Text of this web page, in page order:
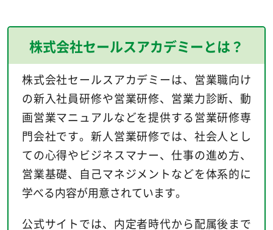
株式会社セールスアカデミーとは？
株式会社セールスアカデミーは、営業職向け
の新入社員研修や営業研修、営業力診断、動
画営業マニュアルなどを提供する営業研修専
門会社です。新人営業研修では、社会人とし
ての心得やビジネスマナー、仕事の進め方、
営業基礎、自己マネジメントなどを体系的に
学べる内容が用意されています。
公式サイトでは、内定者時代から配属後まで